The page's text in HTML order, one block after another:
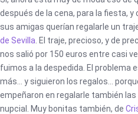
después de la cena, para la fiesta,
sus amigas querían regalarle un
de Sevilla . El traje, precioso, y de
nos salió por 150 euros entre casi
fuimos a la despedida. El problema
más… y siguieron los regalos…
empeñaron en regalarle también
nupcial. Muy bonitas también, de